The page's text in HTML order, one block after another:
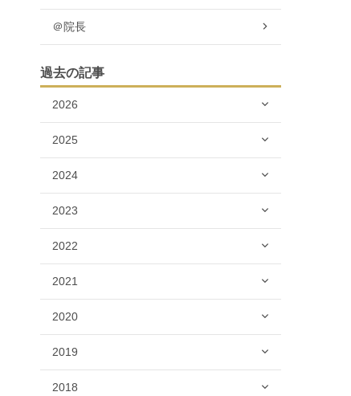
＠院長
過去の記事
2026
2025
2024
2023
2022
2021
2020
2019
2018